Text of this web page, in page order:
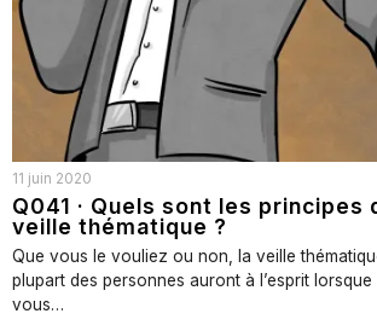
11 juin 2020
Q041 · Quels sont les principes
veille thématique ?
Que vous le vouliez ou non, la veille
plupart des personnes auront à l’esprit
vous…